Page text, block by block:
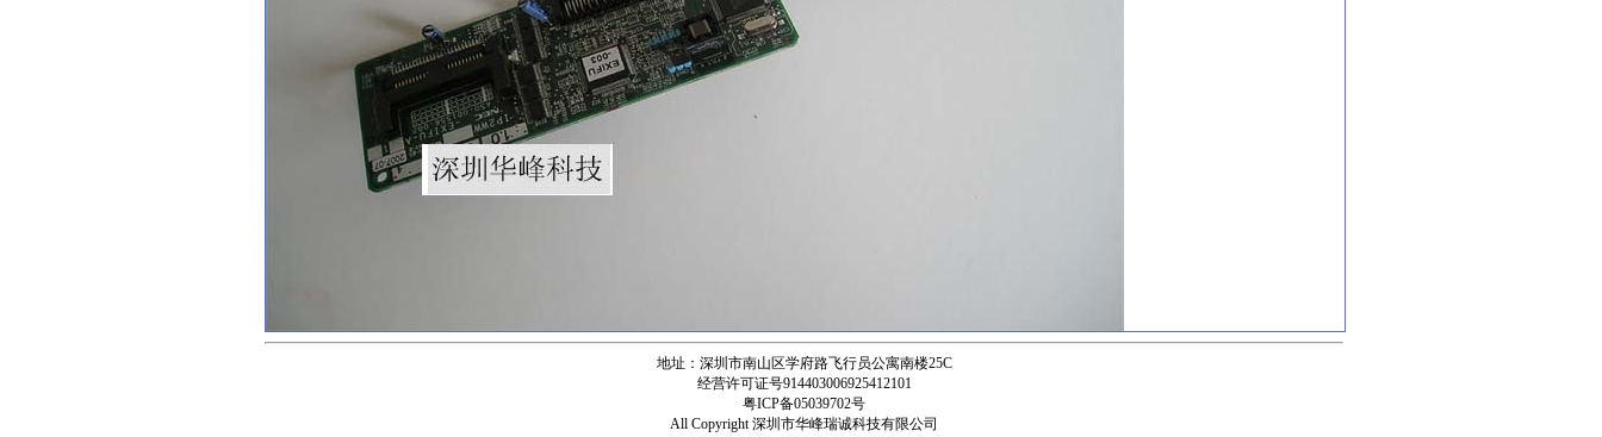
地址：深圳市南山区学府路飞行员公寓南楼25C
经营许可证号914403006925412101
粤ICP备05039702号
All Copyright 深圳市华峰瑞诚科技有限公司